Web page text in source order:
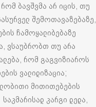
ბავშვმა არ იცის, თუ
შემოთავაზებაზე,
ჩამოყალიბებაზე
ვსაუბრობთ თუ არა
რომ გაგვიზიაროს
ვალიდიზაცია;
მითითებების
კარგი დედა,